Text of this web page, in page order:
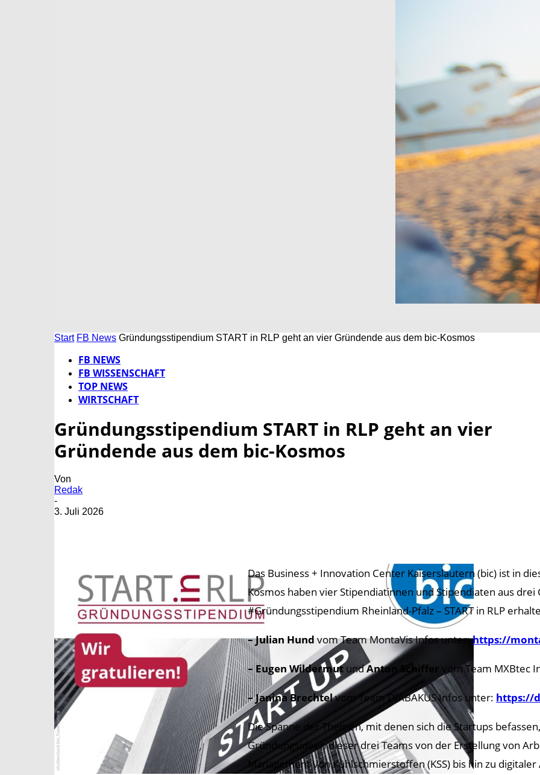
Start FB News Gründungsstipendium START in RLP geht an vier Gründende aus dem bic-Kosmos
FB NEWS
FB WISSENSCHAFT
TOP NEWS
WIRTSCHAFT
Gründungsstipendium START in RLP geht an vier
Gründende aus dem bic-Kosmos
Von
Redak
-
3. Juli 2026
Das Business + Innovation Center Kaiserslautern (bic) ist in
Kosmos haben vier Stipendiatinnen und Stipendiaten aus
#Gründungsstipendium Rheinland-Pfalz – START in RLP
– Julian Hund vom Team MontaVis Infos unter:https://
– Eugen WildermutundAnton Schiffer vom Team MXBtec
– Janina Brechtelvom Team DIABAKUS Infos unter: https://
Die Spanne der Themen, mit denen sich die Startups
Gründungsideen dieser drei Teams von der Erstellung von
Management von Kühlschmierstoffen (KSS) bis hin zu